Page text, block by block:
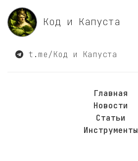
Код и Капуста
t.me/Код и Капуста
Главная
Новости
Статьи
Инструменты